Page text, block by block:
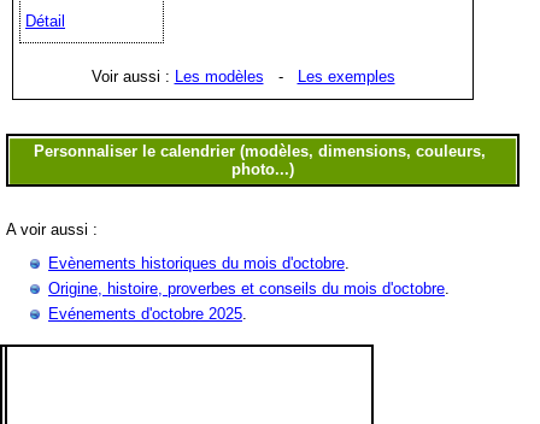
Détail
Voir aussi : Les modèles - Les exemples
A voir aussi :
Evènements historiques du mois d'octobre.
Origine, histoire, proverbes et conseils du mois d'octobre.
Evénements d'octobre 2025.